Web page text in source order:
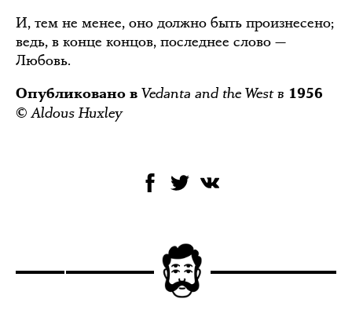
И, тем не менее, оно должно быть произнесено;
ведь, в конце концов, последнее слово —
Любовь.
Опубликовано в Vedanta and the West в 1956
©Aldous Huxley